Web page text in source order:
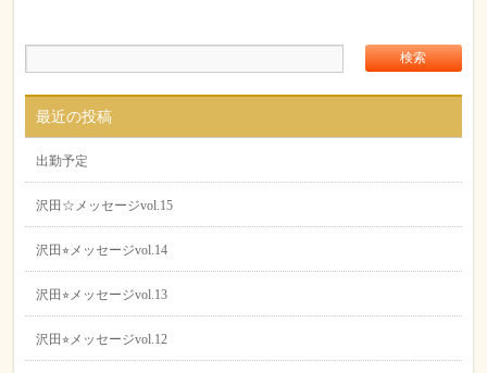
最近の投稿
出勤予定
沢田☆メッセージvol.15
沢田⭐︎メッセージvol.14
沢田⭐︎メッセージvol.13
沢田⭐︎メッセージvol.12